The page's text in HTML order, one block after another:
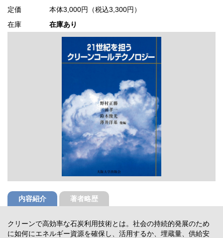
定価
本体3,000円（税込3,300円）
在庫
在庫あり
内容紹介 著者略歴
クリーンで高効率な石炭利用技術とは。社会の持続的発展のため
に如何にエネルギー資源を確保し、活用するか、埋蔵量、供給安